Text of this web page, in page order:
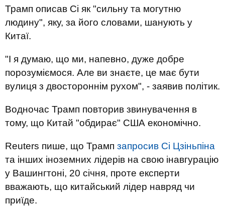
Трамп описав Сі як "сильну та могутню
людину", яку, за його словами, шанують у
Китаї.
"І я думаю, що ми, напевно, дуже добре
порозуміємося. Але ви знаєте, це має бути
вулиця з двостороннім рухом", - заявив політик.
Водночас Трамп повторив звинувачення в
тому, що Китай "обдирає" США економічно.
Reuters пише, що Трамп запросив Сі Цзіньпіна
та інших іноземних лідерів на свою інавгурацію
у Вашингтоні, 20 січня, проте експерти
вважають, що китайський лідер навряд чи
приїде.